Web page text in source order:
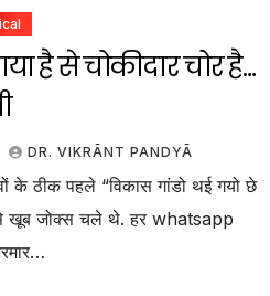
है से चोकीदार चोर है…
DR. VIKRĀNT PANDYĀ
के ठीक पहले “विकास गांडो थई गयो छे
खूब जोक्स चले थे. हर whatsapp